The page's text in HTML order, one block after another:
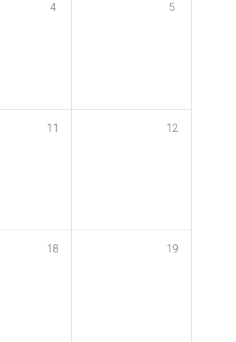
4 5
11 12
18 19